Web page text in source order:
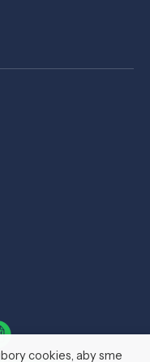
cookies, aby sme